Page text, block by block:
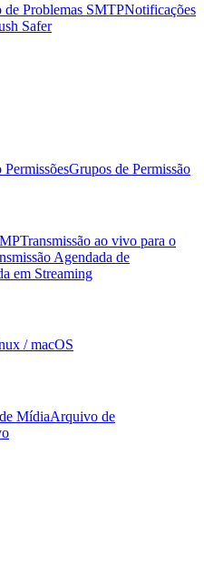
de Problemas SMTPNotificações
Safer
Grupos de Permissão
Transmissão ao vivo para o
Agendada de
em Streaming
/ macOS
MídiaArquivo de